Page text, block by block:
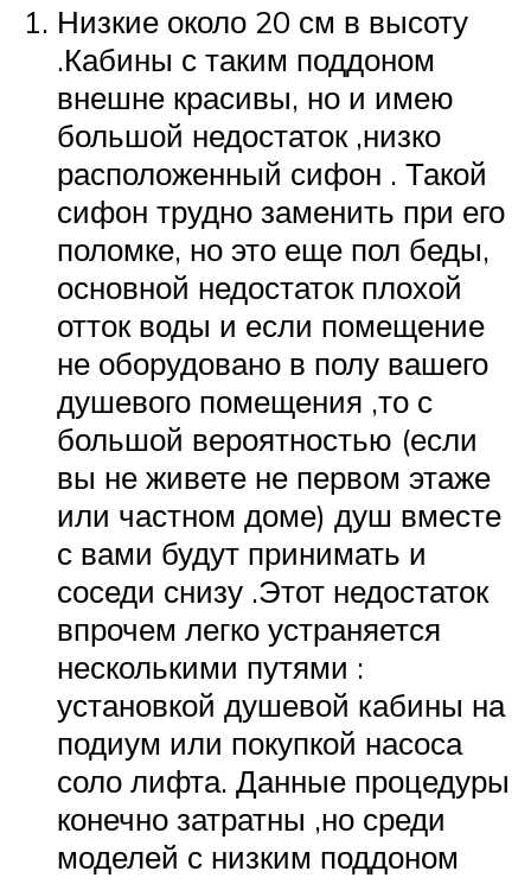
Низкие около 20 см в высоту
.Кабины с таким поддоном
внешне красивы, но и имею
большой недостаток ,низко
расположенный сифон . Такой
сифон трудно заменить при его
поломке, но это еще пол беды,
основной недостаток плохой
отток воды и если помещение
не оборудовано в полу вашего
душевого помещения ,то с
большой вероятностью (если
вы не живете не первом этаже
или частном доме) душ вместе
с вами будут принимать и
соседи снизу .Этот недостаток
впрочем легко устраняется
несколькими путями :
установкой душевой кабины на
подиум или покупкой насоса
соло лифта. Данные процедуры
конечно затратны ,но среди
моделей с низким поддоном